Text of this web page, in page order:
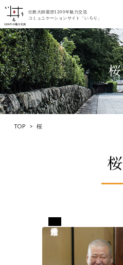
伝教大師最澄1200年魅力交流
コミュニケーションサイト「いろり」
伝教大師最澄1200年魅力交流
いろりとは
大学コラボプロジェクト
いろり端
特集「一隅を照らす」
桜
TOP > 桜
桜